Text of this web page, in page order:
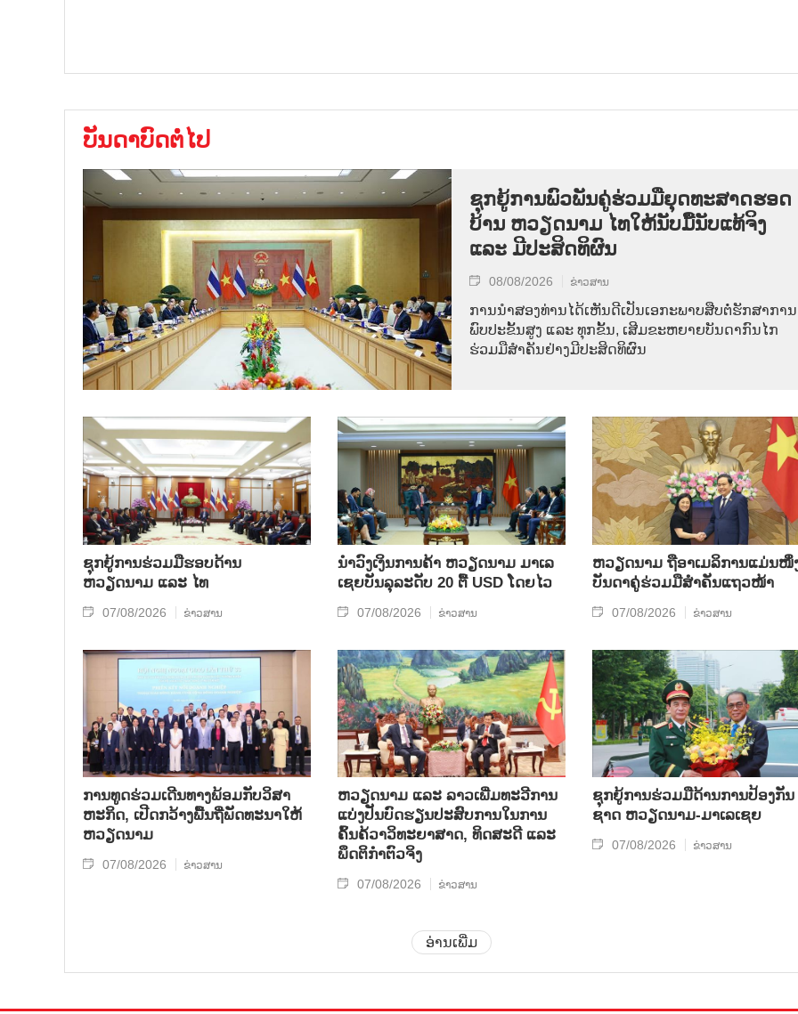
ບັນດາບົດຕໍ່ໄປ
ຊຸກ​ຍູ້​ການ​ພົວ​ພັນ​ຄູ່​ຮ່ວມ​ມື​ຍຸດ​ທະ​ສາດ​ຮອດ​
ບ້ານ ຫວຽດ​ນາມ ໄທ​ໃຫ້​ນັບ​ມື້​ນັບ​ແທ້​ຈິງ
ແລະ ມີ​ປະ​ສິດ​ທິ​ຜົນ
08/08/2026 ຂ່າວສານ
ການ​ນຳ​ສອງ​ທ່ານ​ໄດ້​ເຫັນ​ດີ​ເປັນ​ເອ​ກະ​ພາບ​ສືບ​ຕໍ່​ຮັກ​ສາ​ການ​
ພົບ​ປະ​ຂັ້ນ​ສູງ ແລະ ທຸກ​ຂັ້ນ, ເສີມ​ຂະ​ຫຍາຍ​ບັນ​ດາ​ກົນ​ໄກ​
ຮ່ວມ​ມື​ສຳ​ຄັນ​ຢ່າງ​ມີ​ປະ​ສິດ​ທິ​ຜົນ
ຊຸກຍູ້ການຮ່ວມມືຮອບດ້ານ
ຫວຽດນາມ ແລະ ໄທ
07/08/2026 ຂ່າວສານ
ນຳ​ວົງ​ເງິນ​ການ​ຄ້າ ຫວຽດ​ນາມ ມາ​ເລ​
ເຊຍ​ບັນ​ລຸ​ລະ​ດັບ 20 ຕື້ USD ໂດຍ​ໄວ
07/08/2026 ຂ່າວສານ
ຫ​ວຽດ​ນາມ ຖື​ອາ​ເມ​ລິ​ການ​ແມ່ນ​ໜຶ່
ບັນ​ດາ​ຄູ່​ຮ່ວມ​ມື​ສຳ​ຄັນ​ແຖວ​ໜ້າ
07/08/2026 ຂ່າວສານ
ການ​ທູດ​ຮ່ວມ​ເດີນ​ທາງ​ພ້ອມກັບ​ວິ​ສາ​
ຫະ​ກ​ິດ, ເປີດກວ້າງ​ພື້ນ​ຖີ່​ພັດ​ທະ​ນາ​ໃຫ້​
ຫວຽດ​ນາມ
07/08/2026 ຂ່າວສານ
ຫວຽດ​ນາມ ແລະ ລາວ​ເພີ່ມ​ທະ​ວີ​ການ​
ແບ່​ງ​ປັນ​ບົດ​ຮຽນ​ປະ​ສົບ​ການ​ໃນ​ການ​
ຄົ້ນ​ຄ້​ວາ​ວິ​ທະ​ຍາ​ສາດ, ທິດ​ສະ​ດີ ແລະ
ພຶດ​ຕິ​ກຳຕົວ​ຈິງ
07/08/2026 ຂ່າວສານ
ຊຸກ​ຍູ້​ການ​ຮ່ວມ​ມື​ດ້ານ​ການ​ປ້ອງ​ກັນ​
ຊາດ ຫວຽດ​ນາມ-ມາ​ເລ​ເຊຍ
07/08/2026 ຂ່າວສານ
ອ່ານເພີ່ມ